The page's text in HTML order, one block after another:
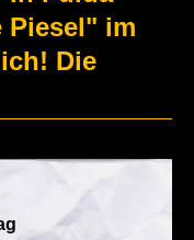
Piesel" im
Die